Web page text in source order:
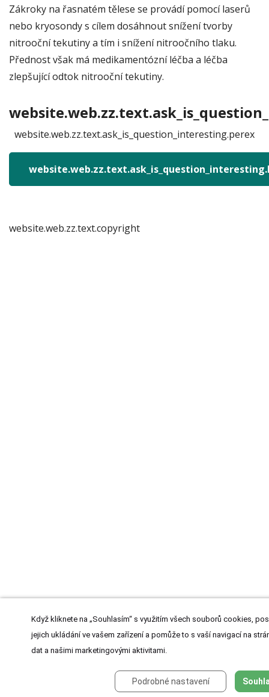
Zákroky na řasnatém tělese se provádí pomocí laserů
nebo kryosondy s cílem dosáhnout snížení tvorby
nitrooční tekutiny a tím i snížení nitroočního tlaku.
Přednost však má medikamentózní léčba a léčba
zlepšující odtok nitrooční tekutiny.
website.web.zz.text.ask_is_question_interesting.perex
website.web.zz.text.copyright
Když kliknete na „Souhlasím“ s využitím všech souborů cookies,
jejich ukládání ve vašem zařízení a pomůže to s vaší navigací na
dat a našimi marketingovými aktivitami.
Podrobné nastavení